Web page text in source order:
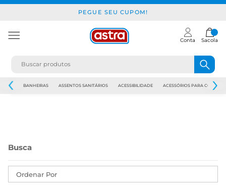
PEGUE SEU CUPOM!
Conta Sacola
JAPI BANHEIRAS ASSENTOS SANITÁRIOS ACESSIBILIDADE ACESSÓRIOS PARA
Ordenar Por